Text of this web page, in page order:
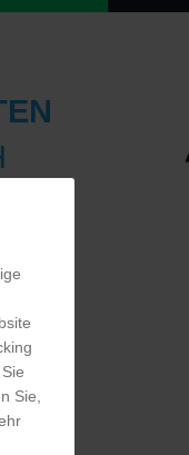
Sie,